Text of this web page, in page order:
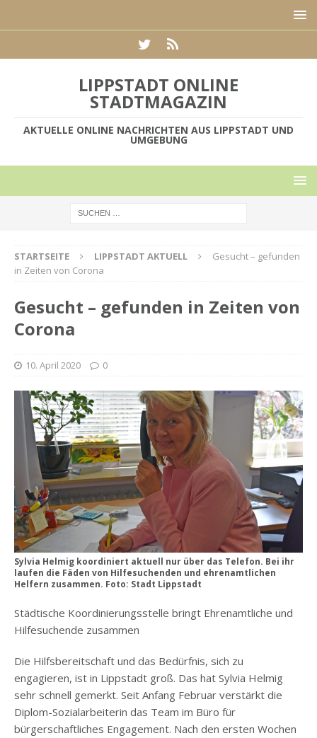
LIPPSTADT ONLINE
STADTMAGAZIN
AKTUELLE ONLINE NACHRICHTEN AUS LIPPSTADT UND
UMGEBUNG
STARTSEITE LIPPSTADT AKTUELL
Gesucht – gefunden
in Zeiten von Corona
Gesucht – gefunden in Zeiten von
Corona
10. April 2020 0
Sylvia Helmig koordiniert aktuell nur über das Telefon. Bei ihr
laufen die Fäden von Hilfesuchenden und ehrenamtlichen
Helfern zusammen. Foto: Stadt Lippstadt
Städtische Koordinierungsstelle bringt Ehrenamtliche und
Hilfesuchende zusammen
Die Hilfsbereitschaft und das Bedürfnis, sich zu
engagieren, ist in Lippstadt groß. Das hat Sylvia Helmig
sehr schnell gemerkt. Seit Anfang Februar verstärkt die
Diplom-Sozialarbeiterin das Team im Büro für
bürgerschaftliches Engagement. Nach den ersten Wochen